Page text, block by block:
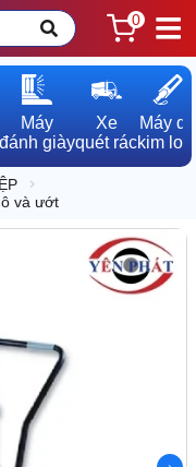
0
Máy
đánh giày
Xe
quét rác
Máy dò
kim loại
và ướt